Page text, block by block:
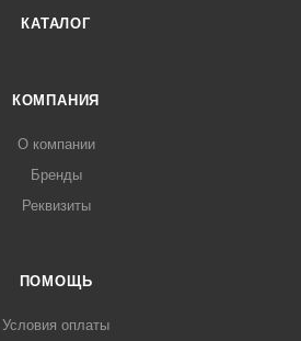
КАТАЛОГ
КОМПАНИЯ
О компании
Бренды
Реквизиты
ПОМОЩЬ
Условия оплаты